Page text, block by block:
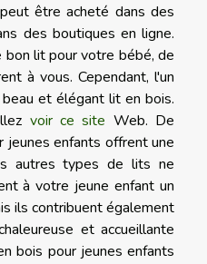
être acheté dans des
des boutiques en ligne.
bon lit pour votre bébé, de
à vous. Cependant, l'un
et élégant lit en bois.
voir ce site Web. De
jeunes enfants offrent une
autres types de lits ne
à votre jeune enfant un
ils contribuent également
et accueillante
bois pour jeunes enfants